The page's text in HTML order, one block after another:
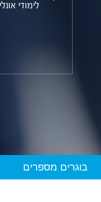
לימודי
בוגרים מספרים